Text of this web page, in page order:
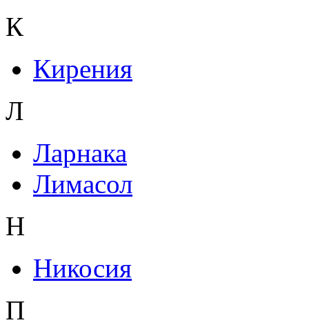
К
Кирения
Л
Ларнака
Лимасол
Н
Никосия
П